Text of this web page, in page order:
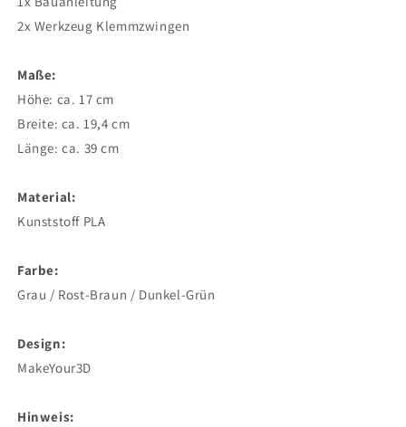
2x Werkzeug Klemmzwingen
Maße:
Höhe: ca. 17 cm
Breite: ca. 19,4 cm
Länge: ca. 39 cm
Material:
Kunststoff PLA
Farbe:
Grau / Rost-Braun / Dunkel-Grün
Design:
MakeYour3D
Hinweis: